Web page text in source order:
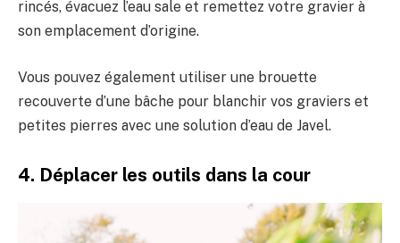
rincés, évacuez l’eau sale et remettez votre gravier à
son emplacement d’origine.
Vous pouvez également utiliser une brouette
recouverte d’une bâche pour blanchir vos graviers et
petites pierres avec une solution d’eau de Javel.
4. Déplacer les outils dans la cour